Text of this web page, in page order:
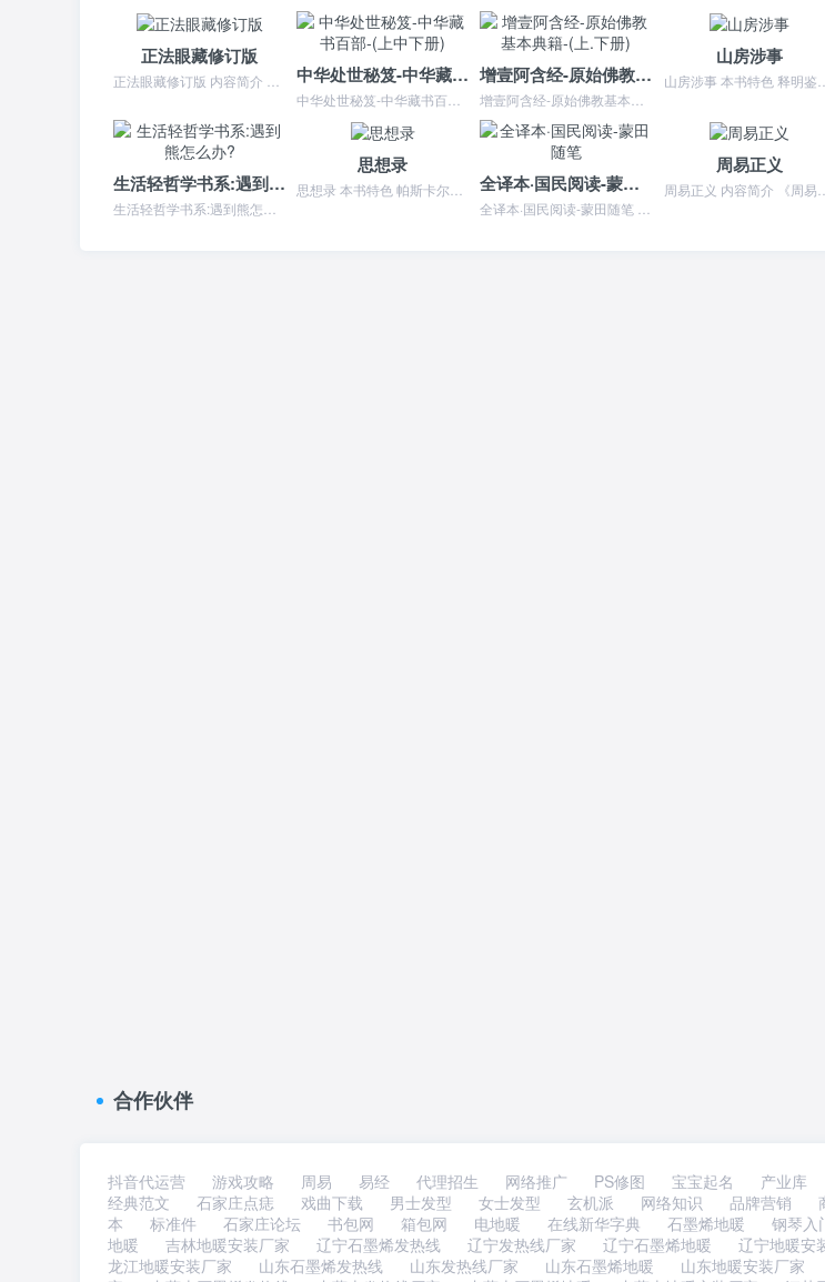
正法眼藏修订版
中华处世秘笈-中华藏书百部-(上中下册) 增壹阿含经-原始佛教基本典籍-(上.下册)
山房涉事
生活轻哲学书系:遇到熊怎么办?
思想录
全译本·国民阅读-蒙田随笔
周易正义
合作伙伴
抖音代运营 游戏攻略 周易 易经 代理招生 网络推广 PS修图 宝宝起名 产业库
经典范文
石家庄点痣 戏曲下载 男士发型 女士发型 玄机派 网络知识 品牌营销
本
标准件 石家庄论坛 书包网 箱包网 电地暖 在线新华字典 石墨烯地暖 钢琴入
地暖
吉林地暖安装厂家 辽宁石墨烯发热线 辽宁发热线厂家 辽宁石墨烯地暖 辽宁地暖安
龙江地暖安装厂家
山东石墨烯发热线 山东发热线厂家 山东石墨烯地暖 山东地暖安装厂家